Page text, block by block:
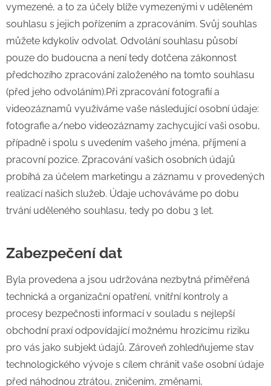
vymezené, a to za účely blíže vymezenými v uděleném
souhlasu s jejich pořízením a zpracováním. Svůj souhlas
můžete kdykoliv odvolat. Odvolání souhlasu působí
pouze do budoucna a není tedy dotčena zákonnost
předchozího zpracování založeného na tomto souhlasu
(před jeho odvoláním).Při zpracování fotografií a
videozáznamů využíváme vaše následující osobní údaje:
fotografie a/nebo videozáznamy zachycující vaši osobu,
případně i spolu s uvedením vašeho jména, příjmení a
pracovní pozice. Zpracování vašich osobních údajů
probíhá za účelem marketingu a záznamu v provedených
realizací našich služeb. Údaje uchováváme po dobu
trvání uděleného souhlasu, tedy po dobu 3 let.
Zabezpečení dat
Byla provedena a jsou udržována nezbytná přiměřená
technická a organizační opatření, vnitřní kontroly a
procesy bezpečnosti informací v souladu s nejlepší
obchodní praxí odpovídající možnému hrozícímu riziku
pro vás jako subjekt údajů. Zároveň zohledňujeme stav
technologického vývoje s cílem chránit vaše osobní údaje
před náhodnou ztrátou, zničením, změnami,